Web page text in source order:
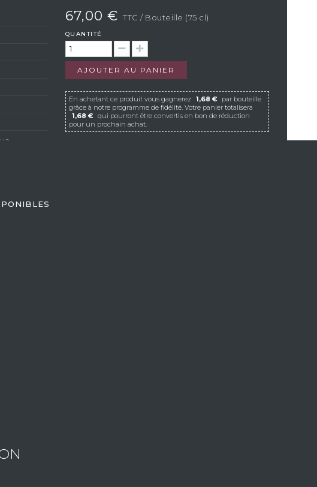
67,00 € TTC / Bouteille (75 cl)
QUANTITÉ
AJOUTER AU PANIER
En achetant ce produit vous gagnerez 1,68 €
par bouteille
grâce à notre programme de fidélité. Votre panier totalisera
1,68 € qui pourront être convertis en bon de réduction
pour un prochain achat.